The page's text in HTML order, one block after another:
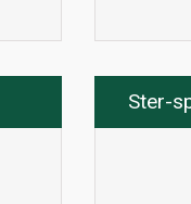
Ster-